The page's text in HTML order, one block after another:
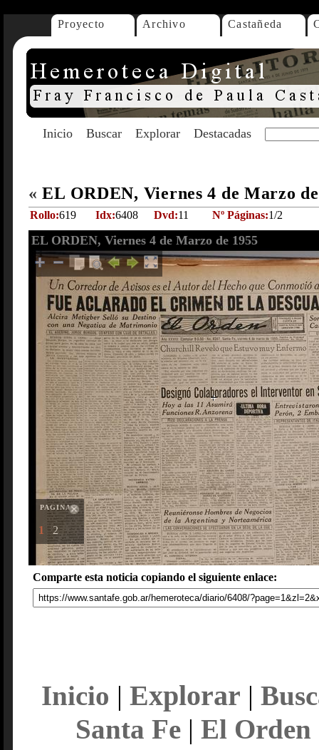
Proyecto Archivo Castañeda
Inicio Buscar Explorar Destacadas
« EL ORDEN, Viernes 4 de Marzo
Rollo:619 Idx:6408 Dvd:11 Nº Páginas:1/2
EL ORDEN, Viernes 4 de Marzo de 1955
PAGINAS
1 2
Comparte esta noticia copiando el siguiente enlace:
Inicio | Explorar |
Santa Fe| El Orden